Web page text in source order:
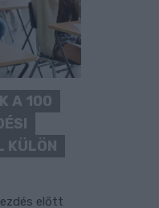
A 100
KÜLÖN
előtt